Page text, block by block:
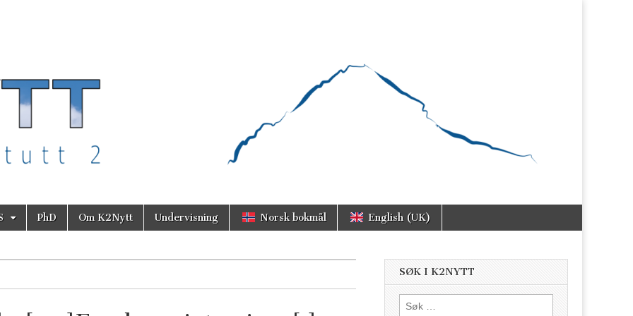
PhD Om K2Nytt Undervisning Norsk bokmål English (UK)
SØK I K2NYTT
Søk